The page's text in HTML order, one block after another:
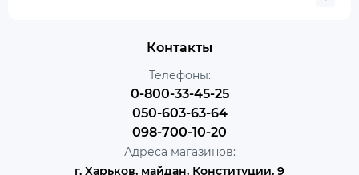
Контакты
Телефоны:
0-800-33-45-25
050-603-63-64
098-700-10-20
Адреса магазинов:
г. Харьков, майдан, Конституции, 9